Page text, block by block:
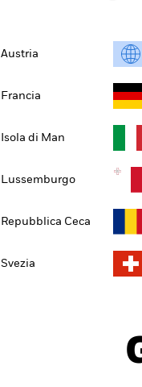
Austria
Francia
Isola di Man
Lussemburgo
Repubblica Ceca
Svezia